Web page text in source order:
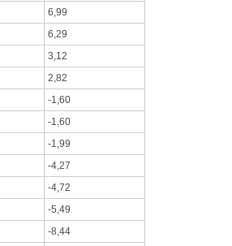
6,99
6,29
3,12
2,82
-1,60
-1,60
-1,99
-4,27
-4,72
-5,49
-8,44